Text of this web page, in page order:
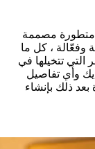
متطورة مصممة
وفعّالة ، كل ما
تتخيلها في
وأي تفاصيل
ذلك بإنشاء